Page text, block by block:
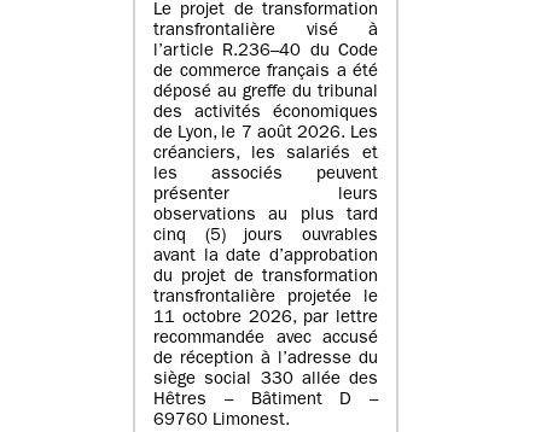
Le projet de transformation
transfrontalière visé à
l’article R.236–40 du Code
de commerce français a été
déposé au greffe du tribunal
des activités économiques
de Lyon, le 7 août 2026. Les
créanciers, les salariés et
les associés peuvent
présenter leurs
observations au plus tard
cinq (5) jours ouvrables
avant la date d’approbation
du projet de transformation
transfrontalière projetée le
11 octobre 2026, par lettre
recommandée avec accusé
de réception à l’adresse du
siège social 330 allée des
Hêtres – Bâtiment D –
69760 Limonest.